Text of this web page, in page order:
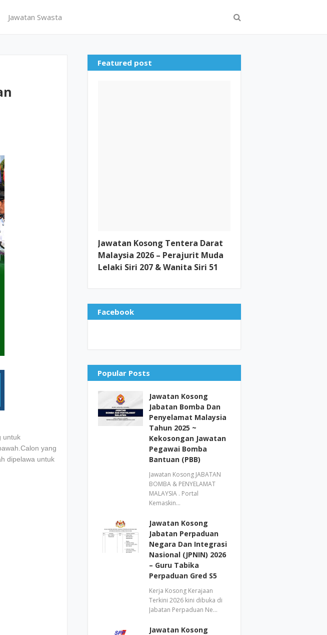
Jawatan Swasta
untuk
yang
dipelawa untuk
Featured post
Jawatan Kosong Tentera Darat
Malaysia 2026 – Perajurit Muda
Lelaki Siri 207 & Wanita Siri 51
Facebook
Popular Posts
Jawatan Kosong
Jabatan Bomba Dan
Penyelamat Malaysia
Tahun 2025 ~
Kekosongan Jawatan
Pegawai Bomba
Bantuan (PBB)
Jawatan Kosong JABATAN
BOMBA & PENYELAMAT
MALAYSIA . Portal
Kemaskin…
Jawatan Kosong
Jabatan Perpaduan
Negara Dan Integrasi
Nasional (JPNIN) 2026
– Guru Tabika
Perpaduan Gred S5
Kerja Kosong Kerajaan
Terkini 2026 kini dibuka di
Jabatan Perpaduan Ne…
Jawatan Kosong